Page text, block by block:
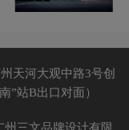
天河大观中路3号创
”站B出口对面）
州三文品牌设计有限